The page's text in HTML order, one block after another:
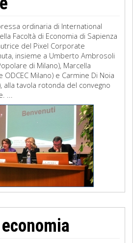
ordinaria di International
Facoltà di Economia di Sapienza
del Pixel Corporate
insieme a Umberto Ambrosoli
di Milano), Marcella
Milano) e Carmine Di Noia
alla tavola rotonda del convegno
...